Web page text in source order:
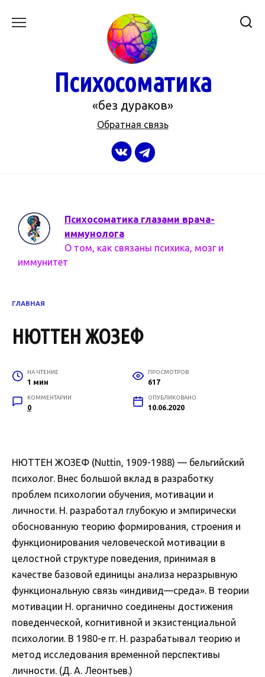
Психосоматика
«без дураков»
Обратная связь
Психосоматика глазами врача-
иммунолога
О том, как связаны психика, мозг и
иммунитет
ГЛАВНАЯ
НЮТТЕН ЖОЗЕФ
НА ЧТЕНИЕ
1 мин
ПРОСМОТРОВ
617
КОММЕНТАРИИ
0
ОПУБЛИКОВАНО
10.06.2020
НЮТТЕН ЖОЗЕФ (Nuttin, 1909-1988) — бельгийский
психолог. Внес большой вклад в разработку
проблем психологии обучения, мотивации и
личности. Н. разработал глубокую и эмпирически
обоснованную теорию формирования, строения и
функционирования человеческой мотивации в
целостной структуре поведения, принимая в
качестве базовой единицы анализа неразрывную
функциональную связь «индивид—среда». В теории
мотивации Н. органично соединены достижения
поведенческой, когнитивной и экзистенциальной
психологии. В 1980-е гг. Н. разрабатывал теорию и
метод исследования временной перспективы
личности. (Д. А. Леонтьев.)